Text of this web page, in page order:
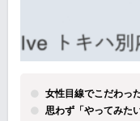
女性目線でこだわっ
思わず「やってみた